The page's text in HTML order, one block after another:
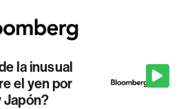
la inusual
el yen por
Japón?